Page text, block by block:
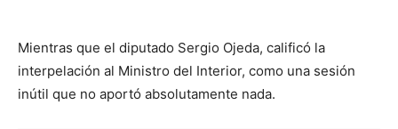
Mientras que el diputado Sergio Ojeda, calificó la
interpelación al Ministro del Interior, como una sesión
inútil que no aportó absolutamente nada.